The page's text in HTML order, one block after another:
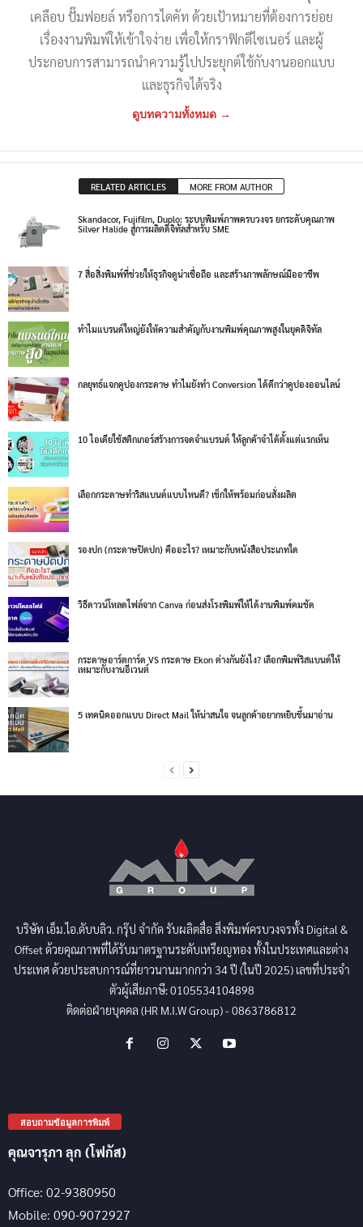
เคลือบ ปั๊มฟอยล์ หรือการไดคัท ด้วยเป้าหมายที่ต้องการย่อย
เรื่องงานพิมพ์ให้เข้าใจง่าย เพื่อให้กราฟิกดีไซเนอร์ และผู้
ประกอบการสามารถนำความรู้ไปประยุกต์ใช้กับงานออกแบบ
และธุรกิจได้จริง
ดูบทความทั้งหมด →
RELATED ARTICLES MORE FROM AUTHOR
Skandacor, Fujifilm, Duplo: ระบบพิมพ์ภาพครบวงจร ยกระดับคุณภาพ
Silver Halide สู่การผลิตดิจิทัลสำหรับ SME
7 สื่อสิ่งพิมพ์ที่ช่วยให้ธุรกิจดูน่าเชื่อถือ และสร้างภาพลักษณ์มืออาชีพ
ทำไมแบรนด์ใหญ่ยังให้ความสำคัญกับงานพิมพ์คุณภาพสูงในยุคดิจิทัล
กลยุทธ์แจกคูปองกระดาษ ทำไมยังทำ Conversion ได้ดีกว่าคูปองออนไลน์
10 ไอเดียใช้สติกเกอร์สร้างการจดจำแบรนด์ ให้ลูกค้าจำได้ตั้งแต่แรกเห็น
เลือกกระดาษทำริสแบนด์แบบไหนดี? เช็กให้พร้อมก่อนสั่งผลิต
รองปก (กระดาษปิดปก) คืออะไร? เหมาะกับหนังสือประเภทใด
วิธีดาวน์โหลดไฟล์จาก Canva ก่อนส่งโรงพิมพ์ให้ได้งานพิมพ์คมชัด
กระดาษอาร์ตการ์ด VS กระดาษ Ekon ต่างกันยังไง? เลือกพิมพ์ริสแบนด์ให้
เหมาะกับงานอีเวนต์
5 เทคนิคออกแบบ Direct Mail ให้น่าสนใจ จนลูกค้าอยากหยิบขึ้นมาอ่าน
บริษัท เอ็ม.ไอ.ดับบลิว. กรุ๊ป จำกัด รับผลิตสื่อ สิ่งพิมพ์ครบวงจรทั้ง Digital &
Offset ด้วยคุณภาพที่ได้รับมาตรฐานระดับเหรียญทอง ทั้งในประเทศและต่าง
ประเทศ ด้วยประสบการณ์ที่ยาวนานมากกว่า 34 ปี (ในปี 2025) เลขที่ประจำ
ตัวผู้เสียภาษี: 0105534104898
ติดต่อฝ่ายบุคคล (HR M.I.W Group) - 0863786812
สอบถามข้อมูลการพิมพ์
คุณจารุภา ลุก (โฟกัส)
Office: 02-9380950
Mobile: 090-9072927